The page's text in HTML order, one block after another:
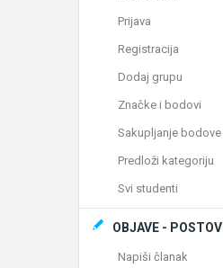
Prijava
Registracija
Dodaj grupu
Značke i bodovi
Sakupljanje bodove
Predloži kategoriju
Svi studenti
OBJAVE - POSTOVI
Napiši članak